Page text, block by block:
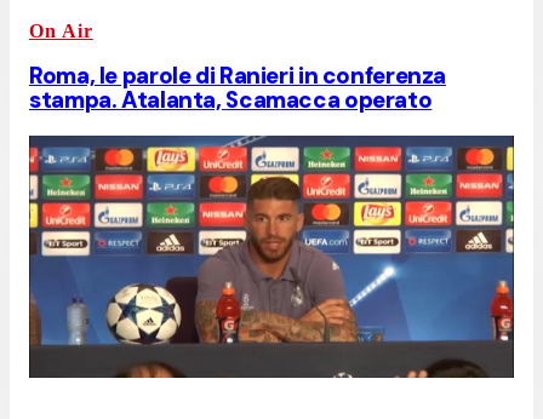
On Air
Roma, le parole di Ranieri in conferenza
stampa. Atalanta, Scamacca operato